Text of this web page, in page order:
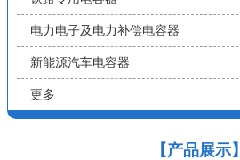
电力电子及电力补偿电容器
新能源汽车电容器
更多
【产品展示】